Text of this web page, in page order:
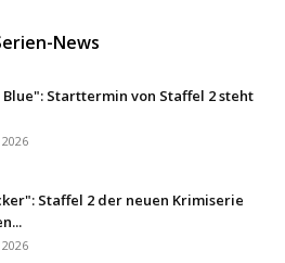
News
Blue": Starttermin von Staffel 2 steht
Staffel 2 der neuen Krimiserie